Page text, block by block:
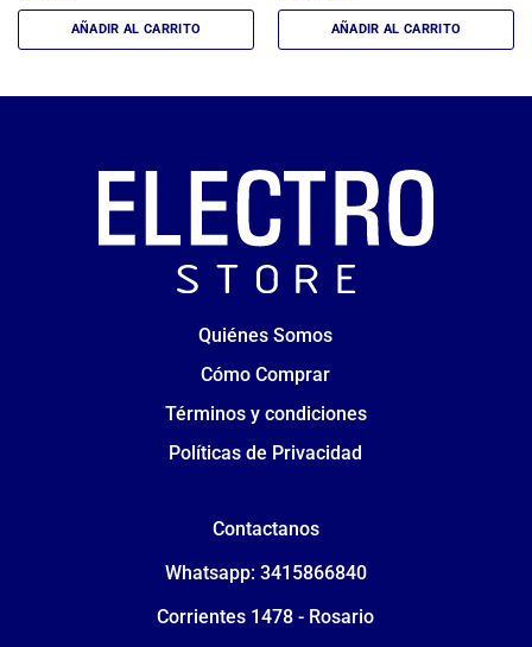
AÑADIR AL CARRITO AÑADIR AL CARRITO
Quiénes Somos
Cómo Comprar
Términos y condiciones
Políticas de Privacidad
Contactanos
Whatsapp: 3415866840
Corrientes 1478 - Rosario